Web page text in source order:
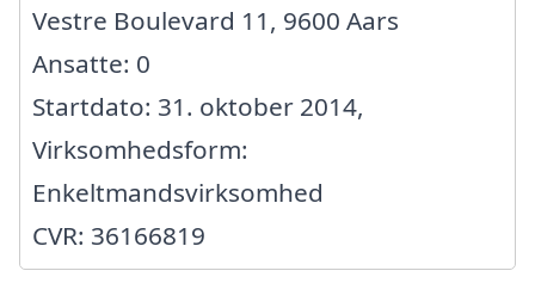
Vestre Boulevard 11, 9600 Aars
Ansatte: 0
Startdato: 31. oktober 2014,
Virksomhedsform:
Enkeltmandsvirksomhed
CVR: 36166819